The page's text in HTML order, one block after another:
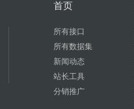
首页
所有接口
所有数据集
新闻动态
站长工具
分销推广